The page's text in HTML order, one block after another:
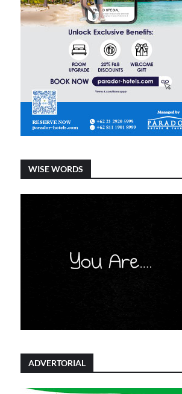
WISE WORDS
ADVERTORIAL